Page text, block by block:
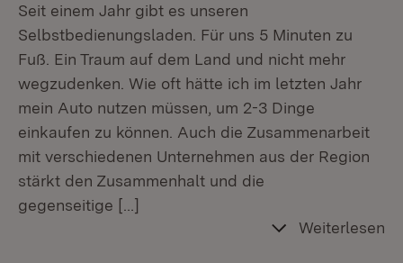
Seit einem Jahr gibt es unseren
Selbstbedienungsladen. Für uns 5 Minuten zu
Fuß. Ein Traum auf dem Land und nicht mehr
wegzudenken. Wie oft hätte ich im letzten Jahr
mein Auto nutzen müssen, um 2-3 Dinge
einkaufen zu können. Auch die Zusammenarbeit
mit verschiedenen Unternehmen aus der Region
stärkt den Zusammenhalt und die
gegenseitige […]
Weiterlesen